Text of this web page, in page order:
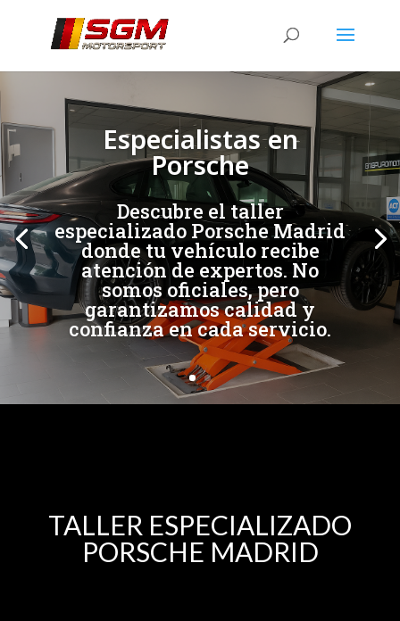
Especialistas en
Porsche
Descubre el taller
especializado Porsche Madrid
donde tu vehículo recibe
atención de expertos. No
somos oficiales, pero
garantizamos calidad y
confianza en cada servicio.
TALLER ESPECIALIZADO
PORSCHE MADRID